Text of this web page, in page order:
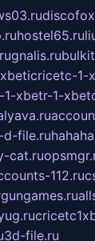
hostel65.ru
gnalis.ru
1-
xbetr-1-
d-file.ru
cat.ru
112.ru
3d-file.ru